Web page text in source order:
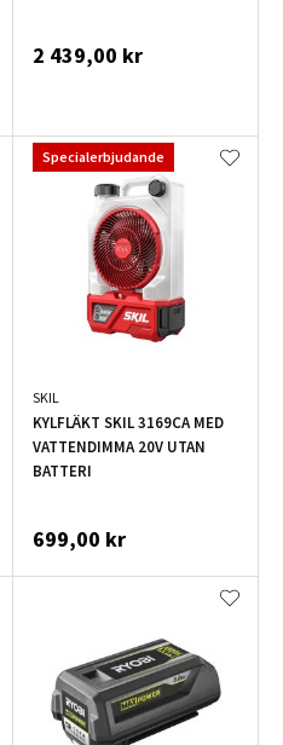
2 439,00 kr
Specialerbjudande
SKIL
KYLFLÄKT SKIL 3169CA MED
VATTENDIMMA 20V UTAN
BATTERI
699,00 kr